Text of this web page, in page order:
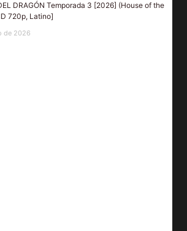
DRAGÓN Temporada 3 [2026] (House of the
720p, Latino]
de 2026